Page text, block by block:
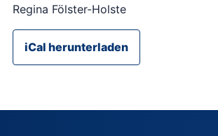
Regina Fölster-Holste
iCal herunterladen